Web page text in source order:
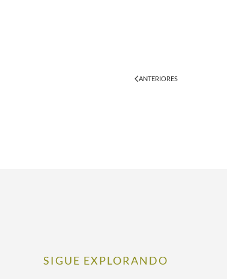
ANTERIORES
SIGUE EXPLORANDO